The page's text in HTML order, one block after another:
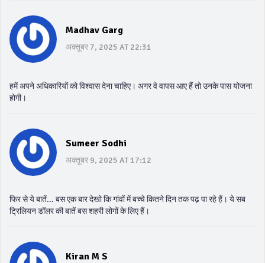
Madhav Garg
अक्तूबर 7, 2025 AT 22:31
हमें अपने अधिकारियों को विश्वास देना चाहिए। अगर वे वापस आए हैं तो उनके पास योजना
होगी।
Sumeer Sodhi
अक्तूबर 9, 2025 AT 17:12
फिर से ये बातें... बस एक बार देखो कि गांवों में बच्चे कितने दिन तक पढ़ पा रहे हैं। ये सब
ट्रिलियन डॉलर की बातें बस शहरी लोगों के लिए हैं।
Kiran M S